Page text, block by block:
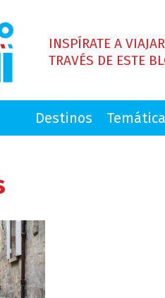
INSPÍRATE A
TRAVÉS DE ESTE
Destinos